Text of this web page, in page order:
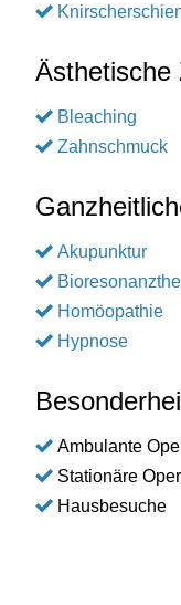
Ästhetische
Bleaching
Zahnschmuck
Akupunktur
Homöopathie
Hypnose
Ambulante
Stationäre
Hausbesuche